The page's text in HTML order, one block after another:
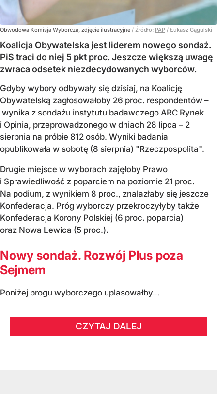
Obwodowa Komisja Wyborcza, zdjęcie ilustracyjne / Źródło: PAP / Łukasz Gągulski
Koalicja Obywatelska jest liderem nowego sondaż.
PiS traci do niej 5 pkt proc. Jeszcze większą uwagę
zwraca odsetek niezdecydowanych wyborców.
Gdyby wybory odbywały się dzisiaj, na Koalicję
Obywatelską zagłosowałoby 26 proc. respondentów –
wynika z sondażu instytutu badawczego ARC Rynek
i Opinia, przeprowadzonego w dniach 28 lipca – 2
sierpnia na próbie 812 osób. Wyniki badania
opublikowała w sobotę (8 sierpnia) "Rzeczpospolita".
Drugie miejsce w wyborach zajęłoby Prawo
i Sprawiedliwość z poparciem na poziomie 21 proc.
Na podium, z wynikiem 8 proc., znalazłaby się jeszcze
Konfederacja. Próg wyborczy przekroczyłyby także
Konfederacja Korony Polskiej (6 proc. poparcia)
oraz Nowa Lewica (5 proc.).
Nowy sondaż. Rozwój Plus poza
Sejmem
Poniżej progu wyborczego uplasowałby...
CZYTAJ DALEJ